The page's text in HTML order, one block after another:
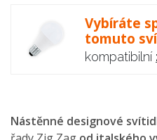
Vybíráte
tomuto
kompatibilní
Nástěnné designové